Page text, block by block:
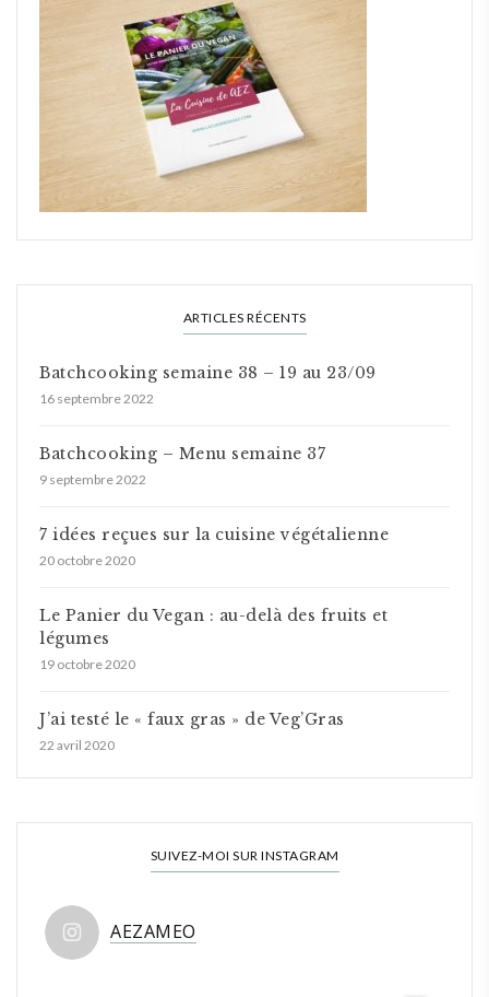
ARTICLES RÉCENTS
Batchcooking semaine 38 – 19 au 23/09
16 septembre 2022
Batchcooking – Menu semaine 37
9 septembre 2022
7 idées reçues sur la cuisine végétalienne
20 octobre 2020
Le Panier du Vegan : au-delà des fruits et
légumes
19 octobre 2020
J’ai testé le « faux gras » de Veg’Gras
22 avril 2020
SUIVEZ-MOI SUR INSTAGRAM
AEZAMEO